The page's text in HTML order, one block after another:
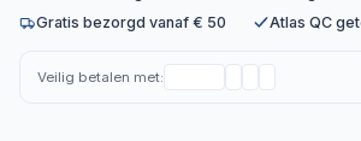
Gratis bezorgd vanaf € 50
Atlas QC
Veilig betalen met: